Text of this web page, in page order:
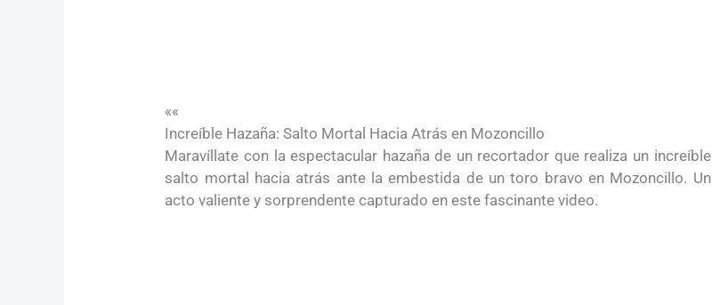
««
Increíble Hazaña: Salto Mortal Hacia Atrás en Mozoncillo
Maravíllate con la espectacular hazaña de un recortador que realiza un increíble
salto mortal hacia atrás ante la embestida de un toro bravo en Mozoncillo. Un
acto valiente y sorprendente capturado en este fascinante video.